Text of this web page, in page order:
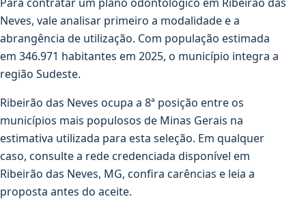
Neves, vale analisar primeiro a modalidade e a
abrangência de utilização. Com população estimada
em 346.971 habitantes em 2025, o município integra a
região Sudeste.
Ribeirão das Neves ocupa a 8ª posição entre os
municípios mais populosos de Minas Gerais na
estimativa utilizada para esta seleção. Em qualquer
caso, consulte a rede credenciada disponível em
Ribeirão das Neves, MG, confira carências e leia a
proposta antes do aceite.